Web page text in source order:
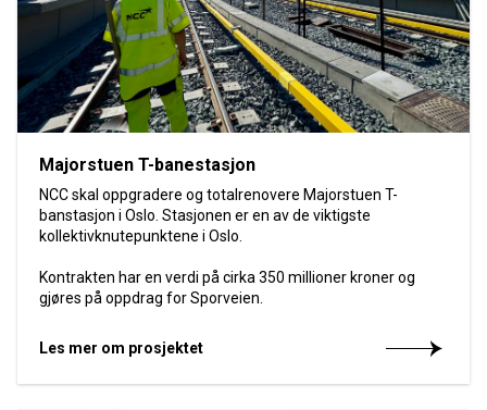
Majorstuen T-banestasjon
NCC skal oppgradere og totalrenovere Majorstuen T-
banstasjon i Oslo. Stasjonen er en av de viktigste
kollektivknutepunktene i Oslo.
Kontrakten har en verdi på cirka 350 millioner kroner og
gjøres på oppdrag for Sporveien.
Les mer om prosjektet